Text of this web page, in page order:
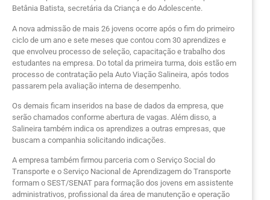
Betânia Batista, secretária da Criança e do Adolescente.
A nova admissão de mais 26 jovens ocorre após o fim do primeiro
ciclo de um ano e sete meses que contou com 30 aprendizes e
que envolveu processo de seleção, capacitação e trabalho dos
estudantes na empresa. Do total da primeira turma, dois estão em
processo de contratação pela Auto Viação Salineira, após todos
passarem pela avaliação interna de desempenho.
Os demais ficam inseridos na base de dados da empresa, que
serão chamados conforme abertura de vagas. Além disso, a
Salineira também indica os aprendizes a outras empresas, que
buscam a companhia solicitando indicações.
A empresa também firmou parceria com o Serviço Social do
Transporte e o Serviço Nacional de Aprendizagem do Transporte
formam o SEST/SENAT para formação dos jovens em assistente
administrativos, profissional da área de manutenção e operação